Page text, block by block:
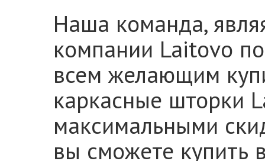
Наша команда,
компании Laitovo
всем желающим
каркасные шторки
максимальными
вы сможете купить